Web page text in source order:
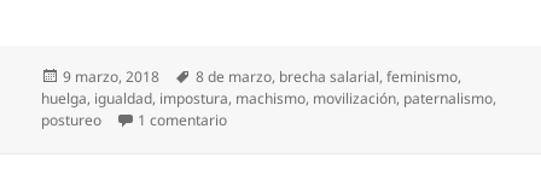
Publicado
el
9 marzo, 2018 Etiquetas
8 de marzo, brecha salarial,feminismo,
huelga, igualdad, impostura, machismo, movilización, paternalismo,
postureo
1 comentarioen Ya es 9 de marzo